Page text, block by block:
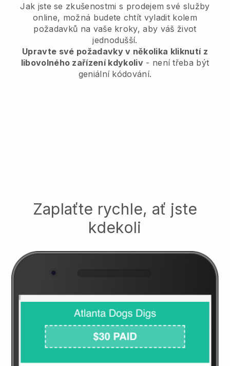
Jak jste se zkušenostmi s prodejem své služby
online, možná budete chtít vyladit kolem
požadavků na vaše kroky, aby váš život
jednodušší.
Upravte své požadavky v několika kliknutí z
libovolného zařízení kdykoliv- není třeba být
geniální kódování.
Zaplaťte rychle, ať jste
kdekoli